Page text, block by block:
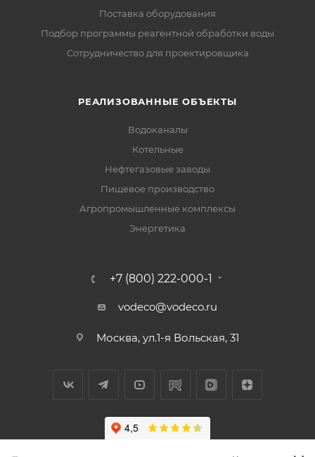
Поставка оборудования
Подбор программы реагентной обработки воды
Сотрудничество для проектировщика
РЕАЛИЗОВАННЫЕ ОБЪЕКТЫ
Водоканалы
Котельные
Нефтегазовые заводы
Пищевое производство
Агропромышленные комплексы
Энергетика
+7 (800) 222-000-1
vodeco@vodeco.ru
Москва, ул.1-я Вольская, 31